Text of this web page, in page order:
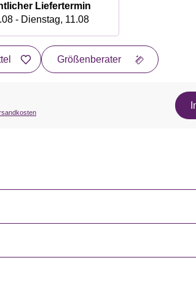
Liefertermin
- Dienstag, 11.08
Größenberater